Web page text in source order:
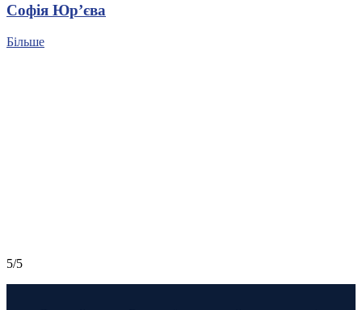
Софія Юр’єва
Більше
5/5